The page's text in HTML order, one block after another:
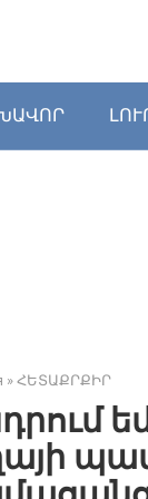
» ՀԵՏԱՔՐՔԻՐ